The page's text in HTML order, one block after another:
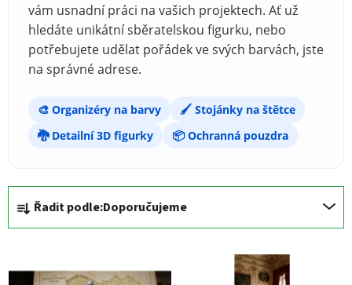
vám usnadní práci na vašich projektech. Ať už
hledáte unikátní sběratelskou figurku, nebo
potřebujete udělat pořádek ve svých barvách, jste
na správné adrese.
🎨 Organizéry na barvy
🖌️ Stojánky na štětce
🐉 Detailní 3D figurky
📦 Ochranná pouzdra
Řazení produktů
Řadit podle:Doporučujeme